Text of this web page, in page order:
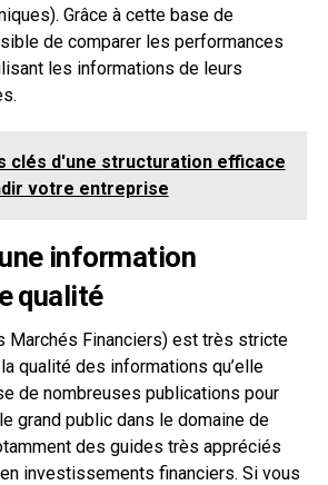
Grâce à cette base de
de comparer les performances
les informations de leurs
clés d'une structuration efficace
votre entreprise
information
qualité
Marchés Financiers) est très stricte
qualité des informations qu’elle
de nombreuses publications pour
grand public dans le domaine de
des guides très appréciés
investissements financiers. Si vous